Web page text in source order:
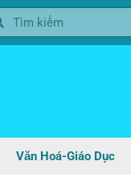
Văn Hoá-Giáo Dục